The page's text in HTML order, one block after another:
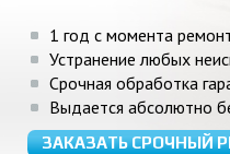
1 год с момента
Устранение любых
Срочная обработка
Выдается абсолютно
ЗАКАЗАТЬ СРОЧНЫЙ